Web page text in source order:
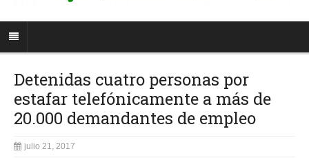
Detenidas cuatro personas por
estafar telefónicamente a más de
20.000 demandantes de empleo
julio 21, 2017